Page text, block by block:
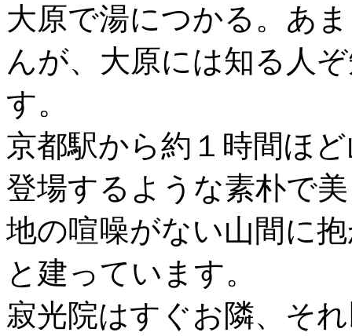
大原で湯につかる。あ
んが、大原には知る人
す。
京都駅から約１時間ほ
登場するような素朴で
地の喧噪がない山間に
と建っています。
寂光院はすぐお隣、そ